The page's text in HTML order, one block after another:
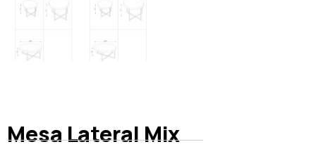
Mesa Lateral Mix